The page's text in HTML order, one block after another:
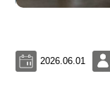
2026.06.01